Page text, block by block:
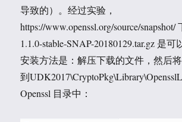
导致的）。经过实验，
https://www.openssl.org/source/snapshot/
1.1.0-stable-SNAP-20180129.tar.gz 是可
安装方法是：解压下载的文件，然后
到
Openssl 目录中：